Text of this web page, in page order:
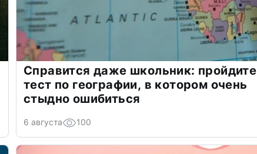
Справится даже школьник: пройдите
тест по географии, в котором очень
стыдно ошибиться
6 августа 100